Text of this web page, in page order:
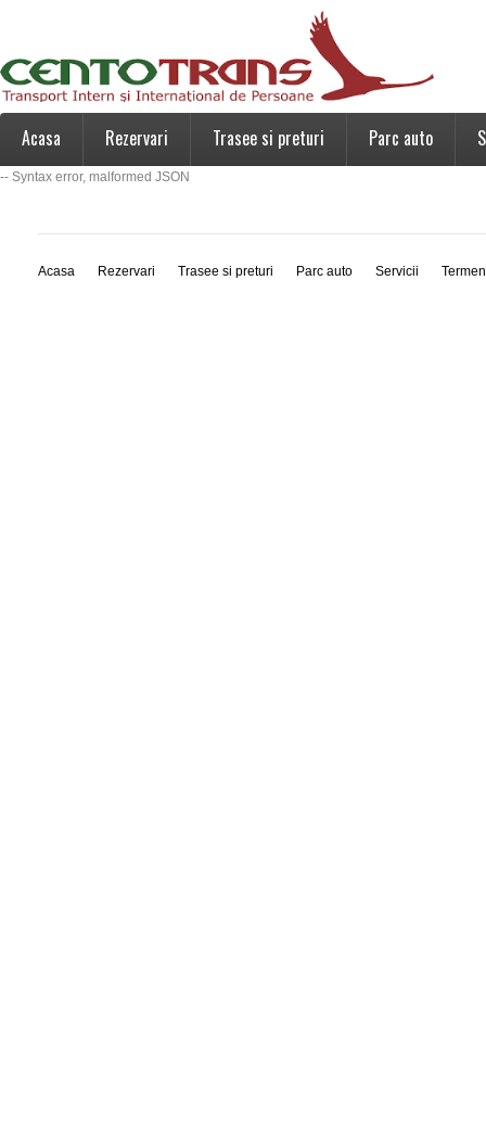
Acasa Rezervari Trasee si preturi Parc auto
-- Syntax error, malformed JSON
Acasa Rezervari Trasee si preturi Parc auto Servicii